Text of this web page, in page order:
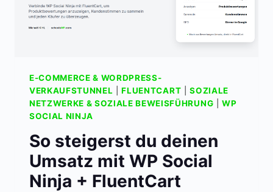
E-COMMERCE & WORDPRESS-
VERKAUFSTUNNEL |FLUENTCART |SOZIALE
NETZWERKE & SOZIALE BEWEISFÜHRUNG |WP
SOCIAL NINJA
So steigerst du deinen
Umsatz mit WP Social
Ninja + FluentCart